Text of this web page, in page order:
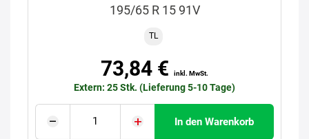
195/65 R 15 91V
TL
73,84 € inkl. MwSt.
Extern: 25 Stk. (Lieferung 5-10 Tage)
In den Warenkorb